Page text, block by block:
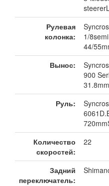
Рулевая
колонка:
1/
44/
Вынос:
900
Руль:
Количество
скоростей:
22
Задний
переключатель: